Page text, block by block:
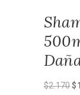
$2.170El
$